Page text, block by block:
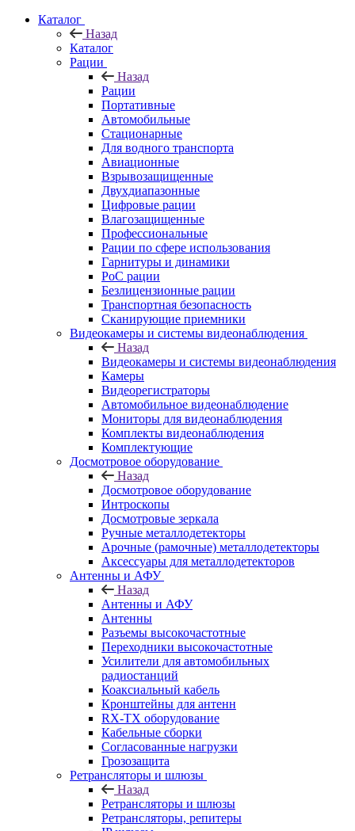
Каталог
Назад
Каталог
Рации
Назад
Рации
Портативные
Автомобильные
Стационарные
Для водного транспорта
Авиационные
Взрывозащищенные
Двухдиапазонные
Цифровые рации
Влагозащищенные
Профессиональные
Рации по сфере использования
Гарнитуры и динамики
PoC рации
Безлицензионные рации
Транспортная безопасность
Сканирующие приемники
Видеокамеры и системы видеонаблюдения
Назад
Видеокамеры и системы видеонаблюдения
Камеры
Видеорегистраторы
Автомобильное видеонаблюдение
Мониторы для видеонаблюдения
Комплекты видеонаблюдения
Комплектующие
Досмотровое оборудование
Назад
Досмотровое оборудование
Интроскопы
Досмотровые зеркала
Ручные металлодетекторы
Арочные (рамочные) металлодетекторы
Аксессуары для металлодетекторов
Антенны и АФУ
Назад
Антенны и АФУ
Антенны
Разъемы высокочастотные
Переходники высокочастотные
Усилители для автомобильных
радиостанций
Коаксиальный кабель
Кронштейны для антенн
RX-TX оборудование
Кабельные сборки
Согласованные нагрузки
Грозозащита
Ретрансляторы и шлюзы
Назад
Ретрансляторы и шлюзы
Ретрансляторы, репитеры